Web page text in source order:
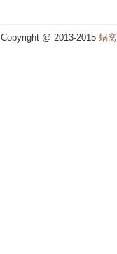
Copyright @ 2013-2015 蜗